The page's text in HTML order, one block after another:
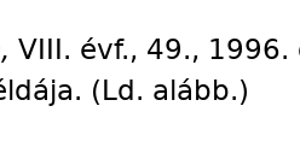
VIII. évf., 49.,
(Ld. alább.)